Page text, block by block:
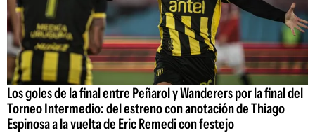
Los goles de la final entre Peñarol y Wanderers por la final del
Torneo Intermedio: del estreno con anotación de Thiago
Espinosa a la vuelta de Eric Remedi con festejo